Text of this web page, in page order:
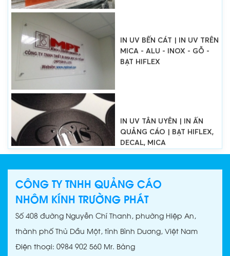
BẠT HIFLEX
DECAL, MICA
IN UV THUẬN AN | IN MICA -
IN TRÊN GỖ - INOX - ALU |
IN BẠT UV
CÔNG TY TNHH QUẢNG CÁO
NHÔM KÍNH TRƯỜNG PHÁT
Số 408 đường Nguyễn Chí Thanh, phường Hiệp An,
thành phố Thủ Dầu Một, tỉnh Bình Dương, Việt Nam
Điện thoại: 0984 902 560 Mr. Bảng